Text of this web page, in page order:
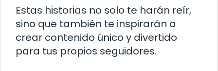
Estas historias no solo te harán reír,
sino que también te inspirarán a
crear contenido único y divertido
para tus propios seguidores.